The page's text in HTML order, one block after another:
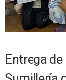
Entrega